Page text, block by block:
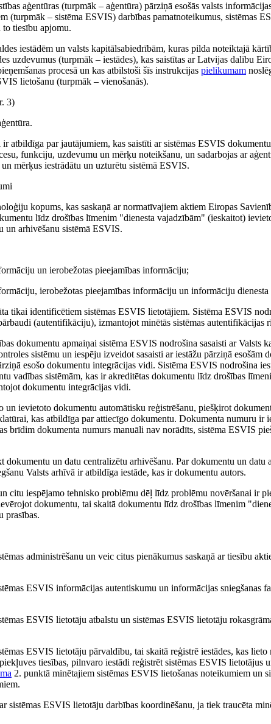
aģentūras (turpmāk – aģentūra) pārziņā esošās valsts
(turpmāk – sistēma ESVIS) darbības pamatnoteikumus, sistēmas
tiesību apjomu.
iestādēm un valsts kapitālsabiedrībām, kuras pilda noteiktajā
uzdevumus (turpmāk – iestādes), kas saistītas ar Latvijas dalību
procesā un kas atbilstoši šīs instrukcijas pielikumam
lietošanu (turpmāk – vienošanās).
3)
atbildīga par jautājumiem, kas saistīti ar sistēmas ESVIS
funkciju, uzdevumu un mērķu noteikšanu, un sadarbojas ar
mērķus iestrādātu un uzturētu sistēmā ESVIS.
kopums, kas saskaņā ar normatīvajiem aktiem Eiropas
līdz drošības līmenim "dienesta vajadzībām" (ieskaitot)
un arhivēšanu sistēmā ESVIS.
un ierobežotas pieejamības informāciju;
ierobežotas pieejamības informāciju un informāciju dienesta
tikai identificētiem sistēmas ESVIS lietotājiem. Sistēma ESVIS
(autentifikāciju), izmantojot minētās sistēmas autentifikācijas
dokumentu apmaiņai sistēma ESVIS nodrošina sasaisti ar Valsts
sistēmu un iespēju izveidot sasaisti ar iestāžu pārziņā esošām
esošo dokumentu integrācijas vidi. Sistēma ESVIS nodrošina
vadības sistēmām, kas ir akreditētas dokumentu līdz drošības
dokumentu integrācijas vidi.
un ievietoto dokumentu automātisku reģistrēšanu, piešķirot
kas atbildīga par attiecīgo dokumentu. Dokumenta numuru ir
brīdim dokumenta numurs manuāli nav norādīts, sistēma ESVIS
un datu centralizētu arhivēšanu. Par dokumentu un datu
Valsts arhīvā ir atbildīga iestāde, kas ir dokumentu autors.
citu iespējamo tehnisko problēmu dēļ līdz problēmu novēršanai ir
dokumentu, tai skaitā dokumentu līdz drošības līmenim
prasības.
administrēšanu un veic citus pienākumus saskaņā ar tiesību
ESVIS informācijas autentiskumu un informācijas sniegšanas
ESVIS lietotāju atbalstu un sistēmas ESVIS lietotāju
ESVIS lietotāju pārvaldību, tai skaitā reģistrē iestādes, kas lieto
tiesības, pilnvaro iestādi reģistrēt sistēmas ESVIS lietotājus
2. punktā minētajiem sistēmas ESVIS lietošanas noteikumiem un
sistēmas ESVIS lietotāju darbības koordinēšanu, ja tiek traucēta